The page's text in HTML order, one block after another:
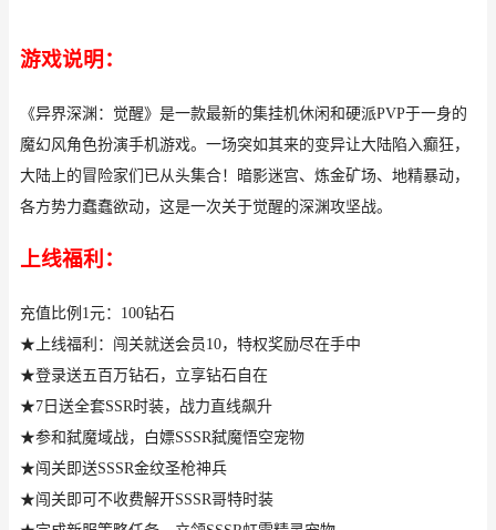
游戏说明：
《异界深渊：觉醒》是一款最新的集挂机休闲和硬派PVP于一身的
魔幻风角色扮演手机游戏。一场突如其来的变异让大陆陷入癫狂，
大陆上的冒险家们已从头集合！暗影迷宫、炼金矿场、地精暴动，
各方势力蠢蠢欲动，这是一次关于觉醒的深渊攻坚战。
上线福利：
充值比例1元：100钻石
★上线福利：闯关就送会员10，特权奖励尽在手中
★登录送五百万钻石，立享钻石自在
★7日送全套SSR时装，战力直线飙升
★参和弑魔域战，白嫖SSSR弑魔悟空宠物
★闯关即送SSSR金纹圣枪神兵
★闯关即可不收费解开SSSR哥特时装